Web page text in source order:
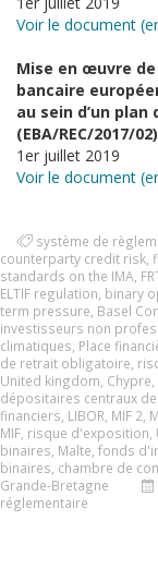
Voir le document
Mise en œuvre
bancaire
au sein d’un
(EBA/REC/2017/02)
1er juillet 2019
Voir le document
système de
counterparty credit risk
standards on the IMA
ELTIF regulation binary
term pressure Basel
investisseurs non
climatiques Place
de retrait obligatoire
United kingdom Chypre
dépositaires centraux
financiers LIBOR MIF 2
MIF risque d'exposition
binaires Malte fonds
binaires chambre de
Grande-Bretagne
réglementaire